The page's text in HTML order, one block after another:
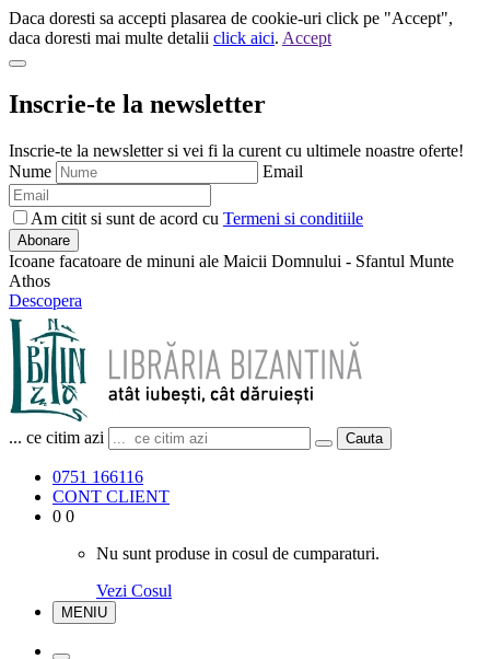
Daca doresti sa accepti plasarea de cookie-uri click pe "Accept",
daca doresti mai multe detalii click aici. Accept
Inscrie-te la newsletter
Inscrie-te la newsletter si vei fi la curent cu ultimele noastre oferte!
Nume
Email
Am citit si sunt de acord cu Termeni si conditiile
Abonare
Icoane facatoare de minuni ale Maicii Domnului - Sfantul Munte
Athos
Descopera
... ce citim azi Cauta
0751 166116
CONT CLIENT
0 0
Nu sunt produse in cosul de cumparaturi.
Vezi Cosul
MENIU